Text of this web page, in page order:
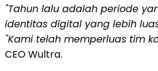
"Tahun lalu adalah periode
identitas digital yang lebih
"Kami telah memperluas tim
CEO Wultra.